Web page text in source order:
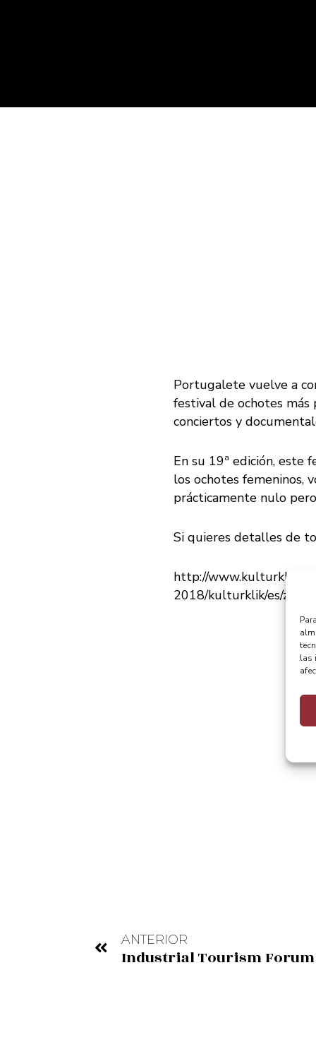
las
Portugalete vuelve a
festival de ochotes más
conciertos y
En su 19ª edición, este
los ochotes femeninos,
prácticamente nulo
Si quieres detalles de
http://
2018/kulturklik/es/z12-
ANTERIOR
Industrial Tourism Forum